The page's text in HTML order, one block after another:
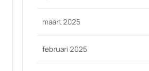
maart 2025
februari 2025